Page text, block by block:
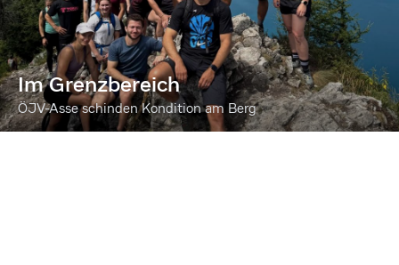
Im Grenzbereich
ÖJV-Asse schinden Kondition am Berg